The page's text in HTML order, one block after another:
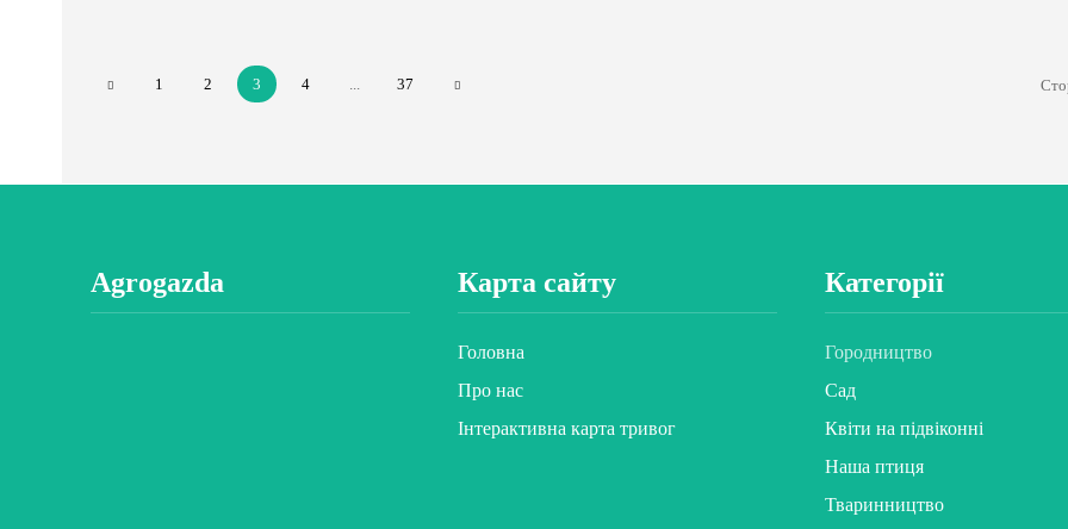
1 2 3 4 ... 37
Agrogazda Карта сайту
Головна
Про нас
Інтерактивна карта тривог
Категорії
Городництво
Сад
Квіти на підвіконні
Наша птиця
Тваринництво